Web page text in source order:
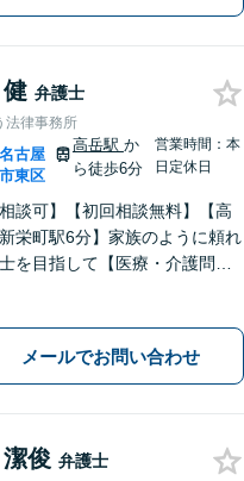
弁護士
法律事務所
名古屋
東区
高岳駅 か
ら徒歩6分
営業時間：本
日定休日
相談可】【初回相談無料】【高
栄町駅6分】家族のように頼れ
を目指して【医療・介護問
動産は高額な財産が関わる問
連士業と連携し、円滑な解決を
メールでお問い合わせ
俊 弁護士